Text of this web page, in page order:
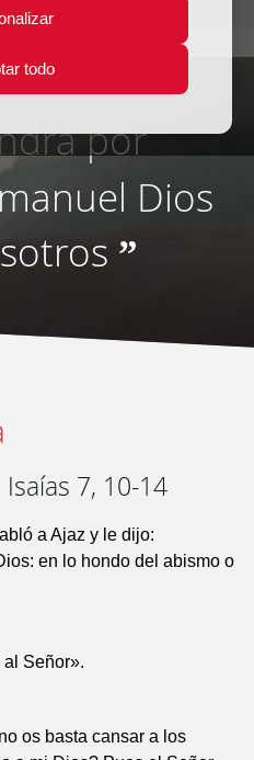
todo
por
Dios
”
7, 10-14
a Ajaz y le dijo:
en lo hondo del abismo o
Señor».
os basta cansar a los